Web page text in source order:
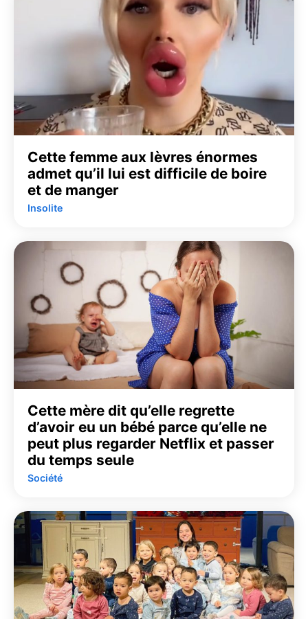
Cette femme aux lèvres énormes
admet qu’il lui est difficile de boire
et de manger
Insolite
Cette mère dit qu’elle regrette
d’avoir eu un bébé parce qu’elle ne
peut plus regarder Netflix et passer
du temps seule
Société